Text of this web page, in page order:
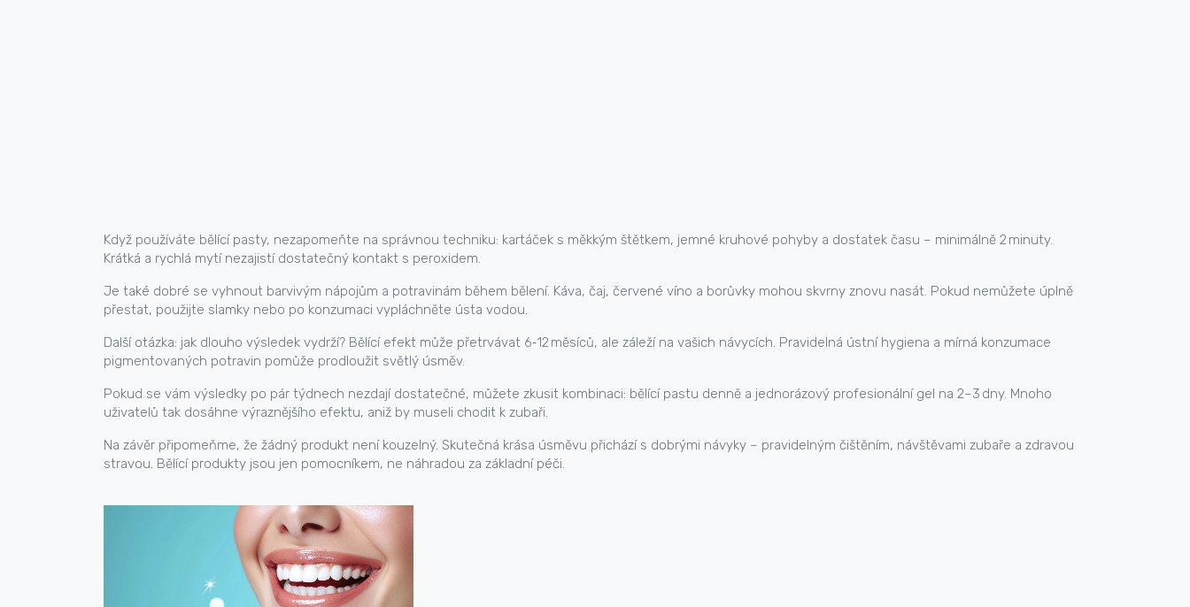
Když používáte bělící pasty, nezapomeňte na správnou techniku: kartáček s měkkým štětkem, jemné kruhové pohyby a dostatek času – minimálně 2 minuty.
Krátká a rychlá mytí nezajistí dostatečný kontakt s peroxidem.
Je také dobré se vyhnout barvivým nápojům a potravinám během bělení. Káva, čaj, červené víno a borůvky mohou skvrny znovu nasát. Pokud nemůžete úplně
přestat, použijte slamky nebo po konzumaci vypláchněte ústa vodou.
Další otázka: jak dlouho výsledek vydrží? Bělící efekt může přetrvávat 6‑12 měsíců, ale záleží na vašich návycích. Pravidelná ústní hygiena a mírná konzumace
pigmentovaných potravin pomůže prodloužit světlý úsměv.
Pokud se vám výsledky po pár týdnech nezdají dostatečné, můžete zkusit kombinaci: bělící pastu denně a jednorázový profesionální gel na 2–3 dny. Mnoho
uživatelů tak dosáhne výraznějšího efektu, aniž by museli chodit k zubaři.
Na závěr připomeňme, že žádný produkt není kouzelný. Skutečná krása úsměvu přichází s dobrými návyky – pravidelným čištěním, návštěvami zubaře a zdravou
stravou. Bělící produkty jsou jen pomocníkem, ne náhradou za základní péči.